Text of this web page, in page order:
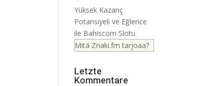
Yüksek Kazanç
Potansiyeli ve Eğlence
ile Bahiscom Slotu
Mitä Znaki.fm tarjoaa?
Letzte
Kommentare